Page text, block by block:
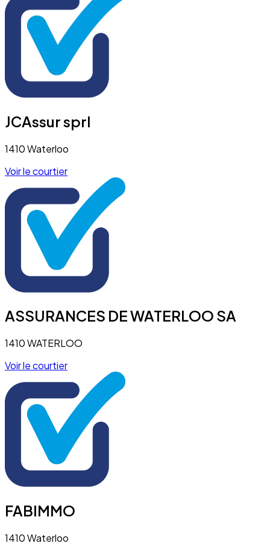
JCAssur sprl
1410 Waterloo
Voir le courtier
ASSURANCES DE WATERLOO SA
1410 WATERLOO
Voir le courtier
FABIMMO
1410 Waterloo